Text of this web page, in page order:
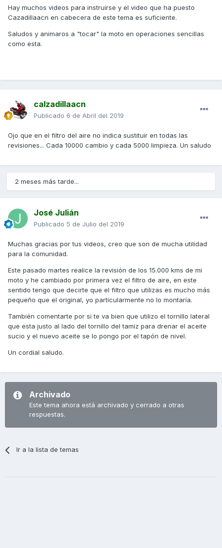
Hay muchos videos para instruirse y el video que ha puesto
Cazadillaacn en cabecera de este tema es suficiente.
Saludos y animaros a "tocar" la moto en operaciones sencillas
como esta.
calzadillaacn
Publicado 6 de Abril del 2019
Ojo que en el filtro del aire no indica sustituir en todas las
revisiones... Cada 10000 cambio y cada 5000 limpieza. Un saludo
2 meses más tarde...
José Julián
Publicado 5 de Julio del 2019
Muchas gracias por tus videos, creo que son de mucha utilidad
para la comunidad.
Este pasado martes realice la revisión de los 15.000 kms de mi
moto y he cambiado por primera vez el filtro de aire, en este
sentido tengo que decirte que el filtro que utilizas es mucho más
pequeño que el original, yo particularmente no lo montaría.
También comentarte por si te va bien que utilizo el tornillo lateral
que esta justo al lado del tornillo del tamiz para drenar el aceite
sucio y el nuevo aceite se lo pongo por el tapón de nivel.
Un cordial saludo.
Archivado
Este tema ahora está archivado y cerrado a otras
respuestas.
Ir a la lista de temas